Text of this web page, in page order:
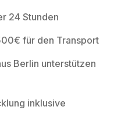
24 Stunden
für den Transport
Berlin unterstützen
inklusive